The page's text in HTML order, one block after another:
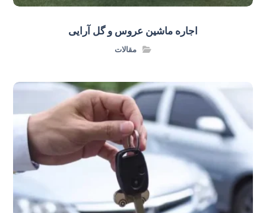
اجاره ماشین عروس و گل‌ آرایی
مقالات